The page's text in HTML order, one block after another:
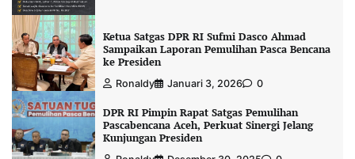
Ketua Satgas DPR RI Sufmi Dasco Ahmad
Sampaikan Laporan Pemulihan Pasca Bencana
ke Presiden
Ronaldy Januari 3, 2026 0
DPR RI Pimpin Rapat Satgas Pemulihan
Pascabencana Aceh, Perkuat Sinergi Jelang
Kunjungan Presiden